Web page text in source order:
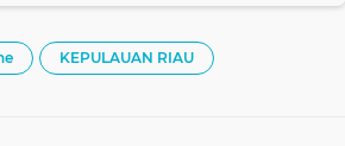
KEPULAUAN RIAU